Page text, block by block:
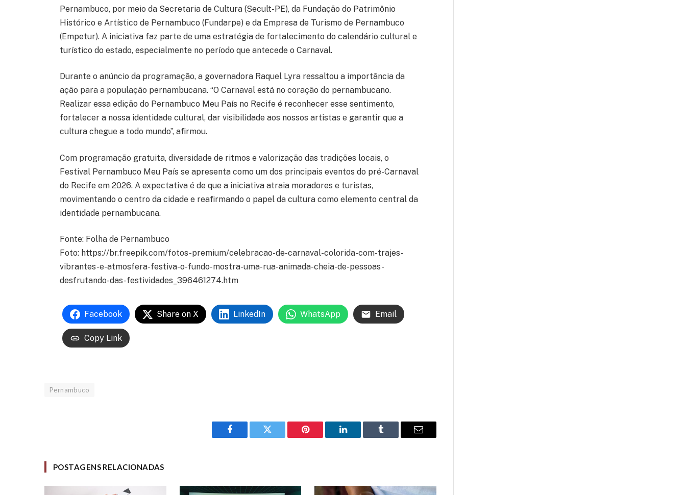
Pernambuco, por meio da Secretaria de Cultura (Secult-PE), da Fundação do Patrimônio
Histórico e Artístico de Pernambuco (Fundarpe) e da Empresa de Turismo de Pernambuco
(Empetur). A iniciativa faz parte de uma estratégia de fortalecimento do calendário cultural e
turístico do estado, especialmente no período que antecede o Carnaval.
Durante o anúncio da programação, a governadora Raquel Lyra ressaltou a importância da
ação para a população pernambucana. “O Carnaval está no coração do pernambucano.
Realizar essa edição do Pernambuco Meu País no Recife é reconhecer esse sentimento,
fortalecer a nossa identidade cultural, dar visibilidade aos nossos artistas e garantir que a
cultura chegue a todo mundo”, afirmou.
Com programação gratuita, diversidade de ritmos e valorização das tradições locais, o
Festival Pernambuco Meu País se apresenta como um dos principais eventos do pré-Carnaval
do Recife em 2026. A expectativa é de que a iniciativa atraia moradores e turistas,
movimentando o centro da cidade e reafirmando o papel da cultura como elemento central da
identidade pernambucana.
Fonte: Folha de Pernambuco
Foto: https://br.freepik.com/fotos-premium/celebracao-de-carnaval-colorida-com-trajes-
vibrantes-e-atmosfera-festiva-o-fundo-mostra-uma-rua-animada-cheia-de-pessoas-
desfrutando-das-festividades_396461274.htm
Facebook Share on X LinkedIn WhatsApp Email
Copy Link
Pernambuco
Facebook Twitter Pinterest LinkedIn Tumblr Email
POSTAGENS RELACIONADAS